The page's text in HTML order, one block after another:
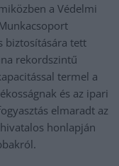
a Védelmi
biztosítására tett
rekordszintű
termel a
és az ipari
elmaradt az
honlapján